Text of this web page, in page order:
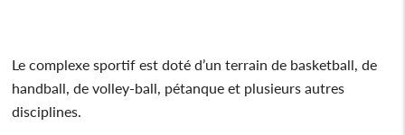
Le complexe sportif est doté d’un terrain de basketball, de
handball, de volley-ball, pétanque et plusieurs autres
disciplines.